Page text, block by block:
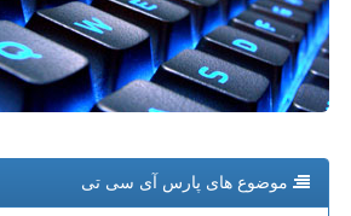
موضوع های پارس آی سی تی